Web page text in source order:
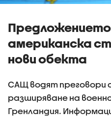
американска
нови обекта
САЩ водят преговори
разширяване на
Гренландия.